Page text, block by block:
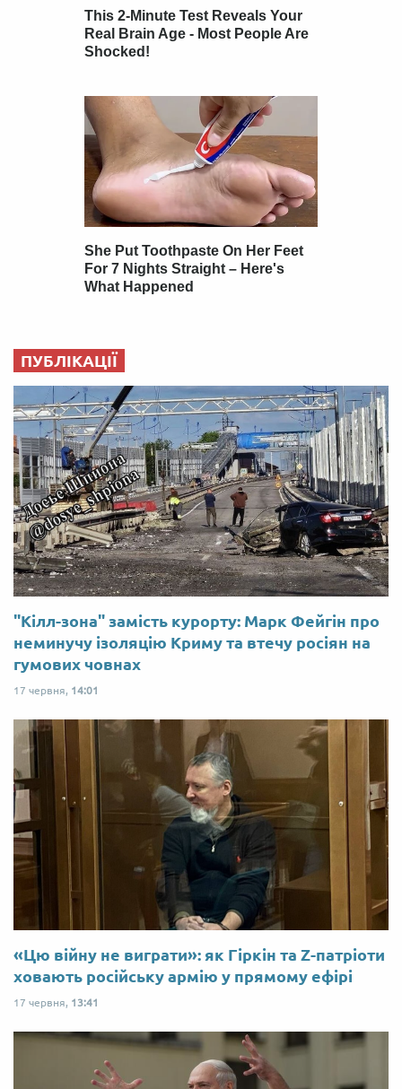
ПУБЛІКАЦІЇ
"Кілл-зона" замість курорту: Марк Фейгін про
неминучу ізоляцію Криму та втечу росіян на
гумових човнах
17 червня, 14:01
«Цю війну не виграти»: як Гіркін та Z-патріоти
ховають російську армію у прямому ефірі
17 червня, 13:41